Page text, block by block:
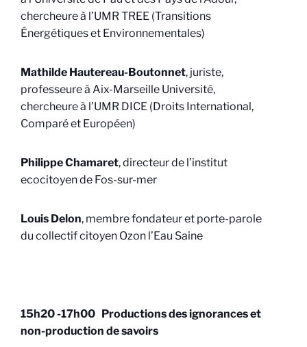
chercheure à l’UMR TREE (Transitions
Énergétiques et Environnementales)
Mathilde Hautereau-Boutonnet, juriste,
professeure à Aix-Marseille Université,
chercheure à l’UMR DICE (Droits International,
Comparé et Européen)
Philippe Chamaret, directeur de l’institut
ecocitoyen de Fos-sur-mer
Louis Delon, membre fondateur et porte-parole
du collectif citoyen Ozon l’Eau Saine
15h20 -17h00 Productions des ignorances et
non-production de savoirs